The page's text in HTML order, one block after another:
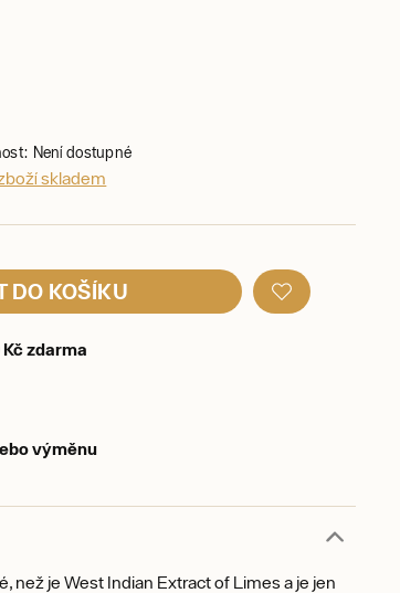
Není dostupné
skladem
DO KOŠÍKU
zdarma
výměnu
než je West Indian Extract of Limes a je jen